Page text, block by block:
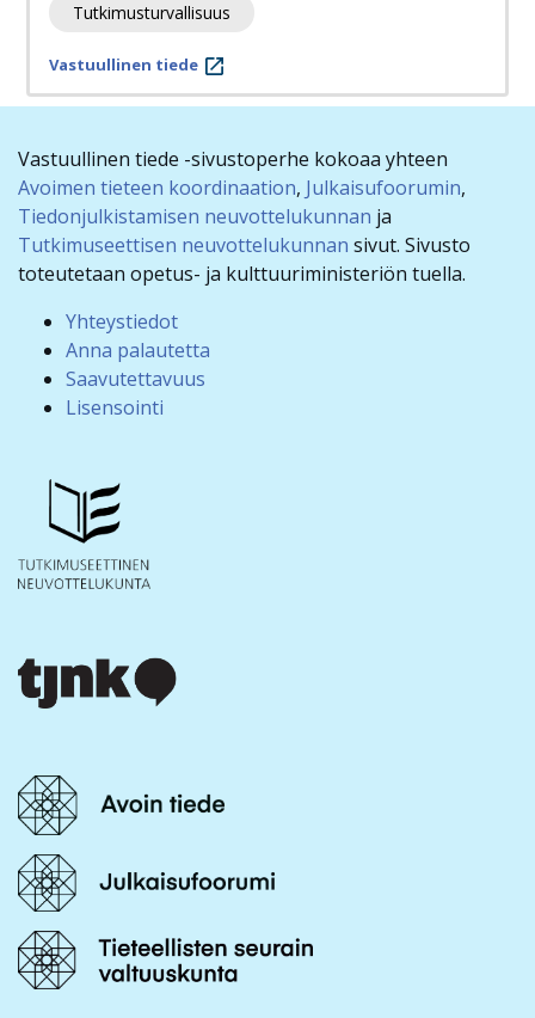
Tutkimusturvallisuus
Vastuullinen tiede
Vastuullinen tiede -sivustoperhe kokoaa yhteen
Avoimen tieteen koordinaation, Julkaisufoorumin,
Tiedonjulkistamisen neuvottelukunnan ja
Tutkimuseettisen neuvottelukunnan sivut. Sivusto
toteutetaan opetus- ja kulttuuriministeriön tuella.
Yhteystiedot
Anna palautetta
Saavutettavuus
Lisensointi